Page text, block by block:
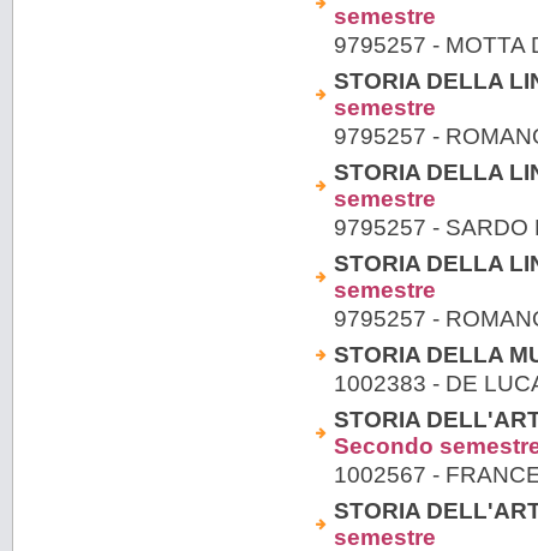
semestre
9795257 - MOTTA
STORIA DELLA
semestre
9795257 -
STORIA DELLA
semestre
9795257 - SARDO
STORIA DELLA
semestre
9795257 -
STORIA DELLA
1002383 - DE
STORIA
Secondo
1002567 -
STORIA
semestre